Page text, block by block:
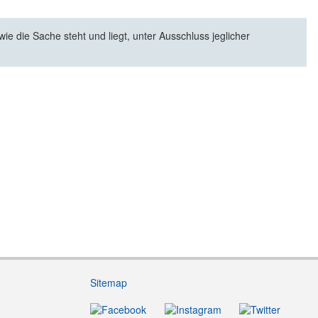
die Sache steht und liegt, unter Ausschluss jeglicher
Sitemap